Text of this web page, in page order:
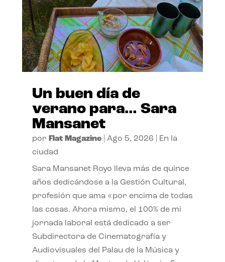
Un buen día de
verano para… Sara
Mansanet
por Flat Magazine| Ago 5, 2026
En la
ciudad
Sara Mansanet Royo lleva más de quince
años dedicándose a la Gestión Cultural,
profesión que ama «por encima de todas
las cosas. Ahora mismo, el 100% de mi
jornada laboral está dedicado a ser
Subdirectora de Cinematografía y
Audiovisuales del Palau de la Música y